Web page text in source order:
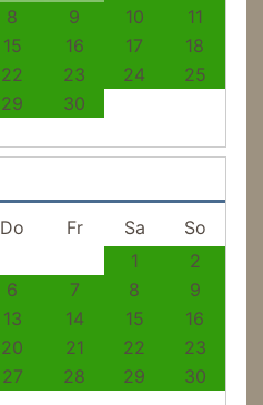
8 9 10
11
15 16 17
18
22 23 24
25
29 30
Do Fr Sa
So
1
2
6 7 8
9
13 14 15
16
20 21 22
23
27 28 29
30